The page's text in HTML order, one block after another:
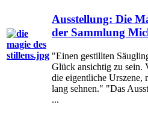
Ausstellung: Die
der Sammlung
"Einen gestillten
Glück ansichtig zu sein.
die eigentliche Urszene,
lang sehnen." "Das
...